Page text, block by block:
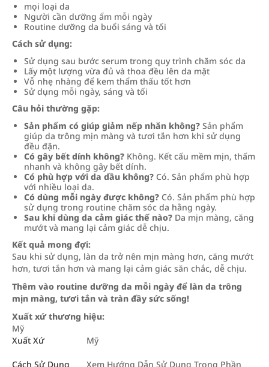
mọi loại da
Người cần dưỡng ẩm mỗi ngày
Routine dưỡng da buổi sáng và tối
Cách sử dụng:
Sử dụng sau bước serum trong quy trình chăm sóc da
Lấy một lượng vừa đủ và thoa đều lên da mặt
Vỗ nhẹ nhàng để kem thẩm thấu tốt hơn
Sử dụng mỗi ngày, sáng và tối
Câu hỏi thường gặp:
Sản phẩm có giúp giảm nếp nhăn không? Sản phẩm
giúp da trông mịn màng và tươi tắn hơn khi sử dụng
đều đặn.
Có gây bết dính không? Không. Kết cấu mềm mịn, thấm
nhanh và không gây bết dính.
Có phù hợp với da dầu không? Có. Sản phẩm phù hợp
với nhiều loại da.
Có dùng mỗi ngày được không? Có. Sản phẩm phù hợp
sử dụng trong routine chăm sóc da hằng ngày.
Sau khi dùng da cảm giác thế nào? Da mịn màng, căng
mướt và mang lại cảm giác dễ chịu.
Kết quả mong đợi:
Sau khi sử dụng, làn da trở nên mịn màng hơn, căng mướt
hơn, tươi tắn hơn và mang lại cảm giác săn chắc, dễ chịu.
Thêm vào routine dưỡng da mỗi ngày để làn da trông
mịn màng, tươi tắn và tràn đầy sức sống!
Xuất xứ thương hiệu:
Mỹ
Xuất Xứ
Mỹ
Cách Sử Dụng Xem Hướng Dẫn Sử Dụng Trong Phần